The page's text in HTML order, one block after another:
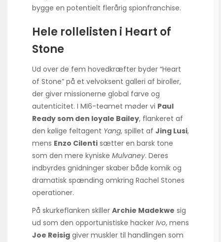
bygge en potentielt flerårig spionfranchise.
Hele rollelisten i Heart of
Stone
Ud over de fem hovedkræfter byder “Heart
of Stone” på et velvoksent galleri af biroller,
der giver missionerne global farve og
autenticitet. I MI6-teamet møder vi Paul
Ready som den loyale Bailey, flankeret af
den kølige feltagent Yang, spillet af Jing Lusi,
mens Enzo Cilenti sætter en barsk tone
som den mere kyniske Mulvaney. Deres
indbyrdes gnidninger skaber både komik og
dramatisk spænding omkring Rachel Stones
operationer.
På skurkeflanken skiller Archie Madekwe sig
ud som den opportunistiske hacker Ivo, mens
Joe Reisig giver muskler til handlingen som